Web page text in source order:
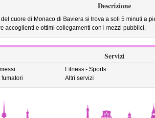
Descrizione
cuore di Monaco di Baviera si trova a soli 5 minuti a
accoglienti e ottimi collegamenti con i mezzi pubblici.
Servizi
Fitness - Sports
Altri servizi